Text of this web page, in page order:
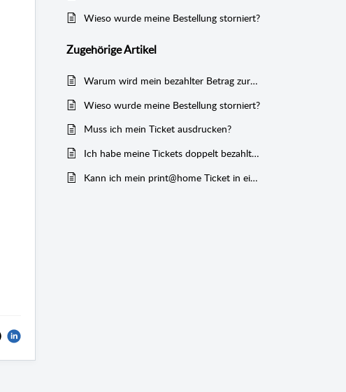
Wieso wurde meine Bestellung storniert?
ZugehörigeArtikel
Warum wird mein bezahlter Betrag zurückerstattet?
Wieso wurde meine Bestellung storniert?
Muss ich mein Ticket ausdrucken?
Ich habe meine Tickets doppelt bezahlt, was nun?
Kann ich mein print@home Ticket in ein Hardticket umwandeln?